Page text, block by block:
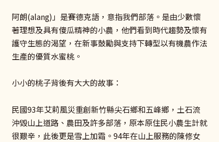
阿朗(alang)」是賽德克語，意指我們部落。是由少數懷
著理想及具有傻瓜精神的小農，他們看到時代趨勢及懷有
護守生態的渴望，在新事鼓勵與支持下轉型以有機農作法
生產的優質水蜜桃。
小小的桃子背後有大大的故事：
民國93年艾莉風災重創新竹縣尖石鄉和五峰鄉，土石流
沖毀山上道路、農田及許多部落，原本原住民小農生計就
很艱辛，此後更是雪上加霜。94年在山上服務的陳修女